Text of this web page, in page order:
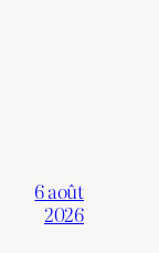
6 août
2026